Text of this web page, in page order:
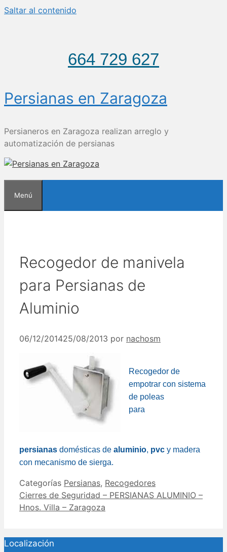
Saltar al contenido
664 729 627
Persianas en Zaragoza
Persianeros en Zaragoza realizan arreglo y
automatización de persianas
Menú
Recogedor de manivela
para Persianas de
Aluminio
06/12/201425/08/2013 por nachosm
Recogedor de
empotrar con sistema
de poleas
para
persianas domésticas de aluminio, pvc y madera
con mecanismo de sierga.
Categorías Persianas, Recogedores
Cierres de Seguridad – PERSIANAS ALUMINIO –
Hnos. Villa – Zaragoza
Localización